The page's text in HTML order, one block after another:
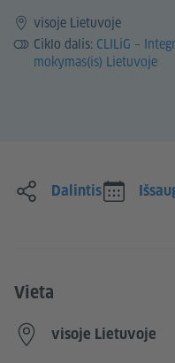
visoje Lietuvoje
Ciklo dalis: CLILiG –
mokymas(is) Lietuvoje
Dalintis
Vieta
visoje Lietuvoje